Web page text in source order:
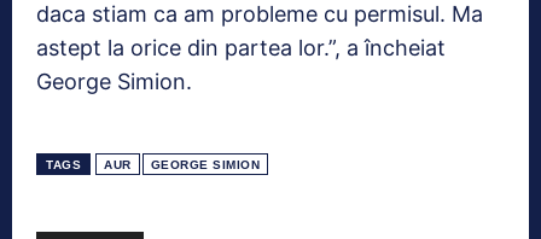
daca stiam ca am probleme cu permisul. Ma
astept la orice din partea lor.”, a încheiat
George Simion.
TAGS AUR GEORGE SIMION